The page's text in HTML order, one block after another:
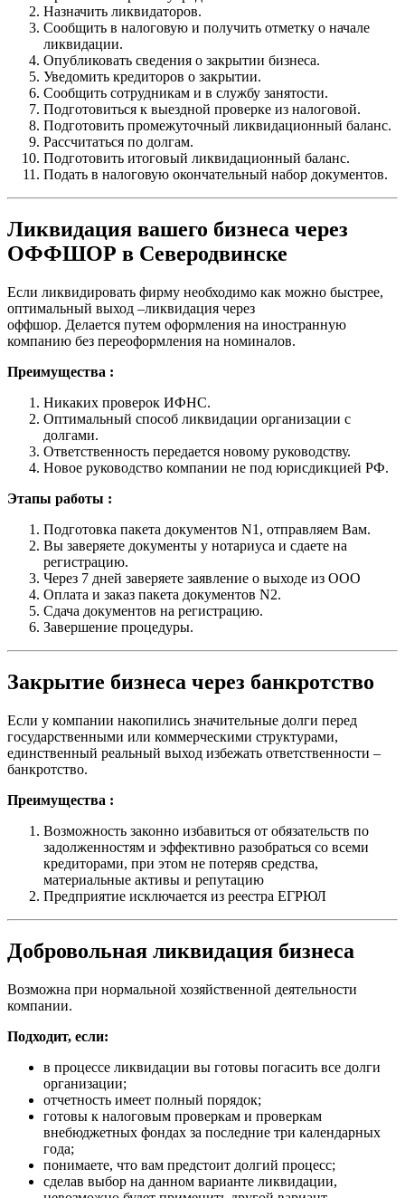
Назначить ликвидаторов.
Сообщить в налоговую и получить отметку о начале
ликвидации.
Опубликовать сведения о закрытии бизнеса.
Уведомить кредиторов о закрытии.
Сообщить сотрудникам и в службу занятости.
Подготовиться к выездной проверке из налоговой.
Подготовить промежуточный ликвидационный баланс.
Рассчитаться по долгам.
Подготовить итоговый ликвидационный баланс.
Подать в налоговую окончательный набор документов.
Ликвидация вашего бизнеса через
ОФФШОР в Северодвинске
Если ликвидировать фирму необходимо как можно быстрее,
оптимальный выход –ликвидация через
оффшор. Делается путем оформления на иностранную
компанию без переоформления на номиналов.
Преимущества :
Никаких проверок ИФНС.
Оптимальный способ ликвидации организации с
долгами.
Ответственность передается новому руководству.
Новое руководство компании не под юрисдикцией РФ.
Этапы работы :
Подготовка пакета документов N1, отправляем Вам.
Вы заверяете документы у нотариуса и сдаете на
регистрацию.
Через 7 дней заверяете заявление о выходе из ООО
Оплата и заказ пакета документов N2.
Сдача документов на регистрацию.
Завершение процедуры.
Закрытие бизнеса через банкротство
Если у компании накопились значительные долги перед
государственными или коммерческими структурами,
единственный реальный выход избежать ответственности –
банкротство.
Преимущества :
Возможность законно избавиться от обязательств по
задолженностям и эффективно разобраться со всеми
кредиторами, при этом не потеряв средства,
материальные активы и репутацию
Предприятие исключается из реестра ЕГРЮЛ
Добровольная ликвидация бизнеса
Возможна при нормальной хозяйственной деятельности
компании.
Подходит, если:
в процессе ликвидации вы готовы погасить все долги
организации;
отчетность имеет полный порядок;
готовы к налоговым проверкам и проверкам
внебюджетных фондах за последние три календарных
года;
понимаете, что вам предстоит долгий процесс;
сделав выбор на данном варианте ликвидации,